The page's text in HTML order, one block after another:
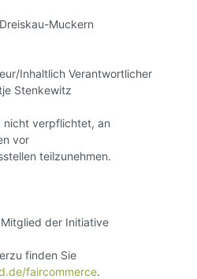
Muckern
Inhaltlich Verantwortlicher
Stenkewitz
nicht verpflichtet, an
vor
teilzunehmen.
der Initiative
finden Sie
faircommerce.